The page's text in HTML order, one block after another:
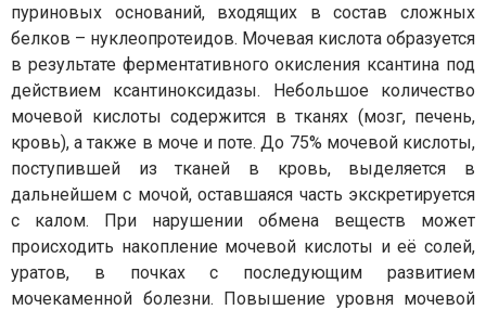
пуриновых оснований, входящих в состав сложных
белков – нуклеопротеидов. Мочевая кислота образуется
в результате ферментативного окисления ксантина под
действием ксантиноксидазы. Небольшое количество
мочевой кислоты содержится в тканях (мозг, печень,
кровь), а также в моче и поте. До 75% мочевой кислоты,
поступившей из тканей в кровь, выделяется в
дальнейшем с мочой, оставшаяся часть экскретируется
с калом. При нарушении обмена веществ может
происходить накопление мочевой кислоты и её солей,
уратов, в почках с последующим развитием
мочекаменной болезни. Повышение уровня мочевой